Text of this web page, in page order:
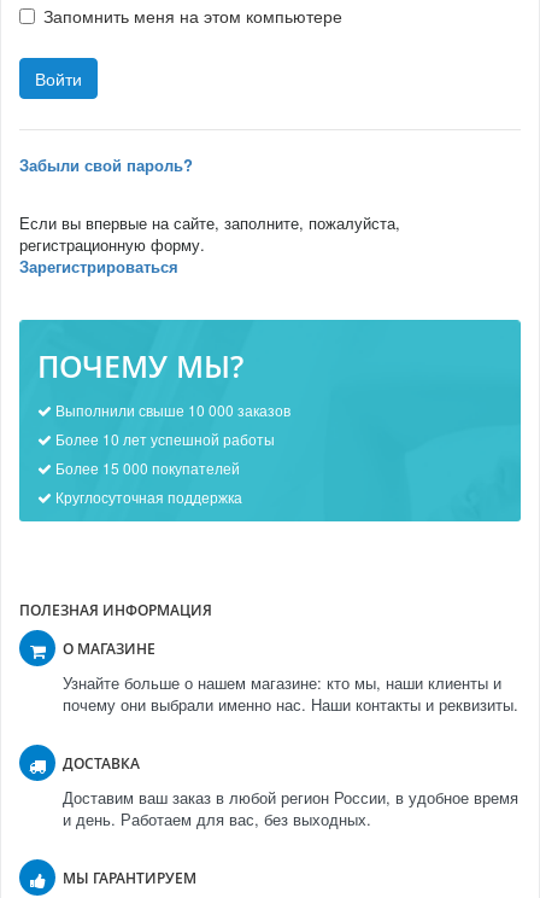
Запомнить меня на этом компьютере
Забыли свой пароль?
Если вы впервые на сайте, заполните, пожалуйста,
регистрационную форму.
Зарегистрироваться
ПОЧЕМУ МЫ?
Выполнили свыше 10 000 заказов
Более 10 лет успешной работы
Более 15 000 покупателей
Круглосуточная поддержка
ПОЛЕЗНАЯ ИНФОРМАЦИЯ
О МАГАЗИНЕ
Узнайте больше о нашем магазине: кто мы, наши клиенты и
почему они выбрали именно нас. Наши контакты и реквизиты.
ДОСТАВКА
Доставим ваш заказ в любой регион России, в удобное время
и день. Работаем для вас, без выходных.
МЫ ГАРАНТИРУЕМ